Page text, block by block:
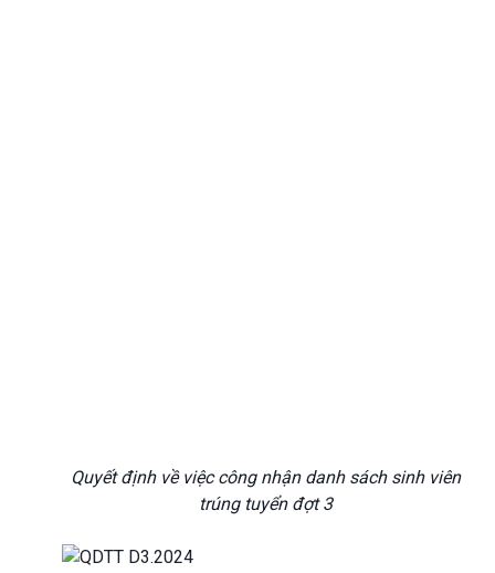
Quyết định về việc công nhận danh sách sinh viên
trúng tuyển đợt 3